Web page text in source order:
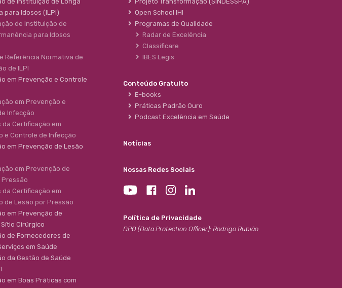
para Idosos (ILPI)
de Instituição de
para Idosos
Referência Normativa de
de ILPI
em Prevenção e Controle
em Prevenção e
Infecção
da Certificação em
e Controle de Infecção
em Prevenção de Lesão
em Prevenção de
Pressão
da Certificação em
de Lesão por Pressão
em Prevenção de
Cirúrgico
de Fornecedores de
em Saúde
da Gestão de Saúde
em Boas Práticas com
Open School IHI
Programas de Qualidade
Radar de Excelência
Classificare
IBES Legis
Conteúdo Gratuito
E-books
Práticas Padrão Ouro
Podcast Excelência em Saúde
Notícias
Nossas Redes Sociais
Política de Privacidade
DPO (Data Protection Officer): Rodrigo Rubião